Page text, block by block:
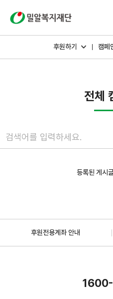
후원하기 캠페
전체
등록된 게시
후원전용계좌 안내